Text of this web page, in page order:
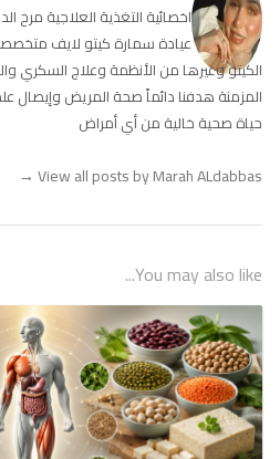
اخصائية التغذية العلاجية مرح
عيادة سمارة كيتو لايف
الكيتو وغيرها من الأنظمة وعلاج السكري
المزمنة هدفنا دائماً صحة المريض وإيصال
حياة صحية خالية من أي أمراض
View all posts by Marah ALdabbas
→
You may also like...